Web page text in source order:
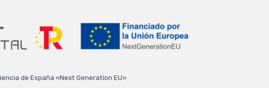
de España «Next Generation EU»